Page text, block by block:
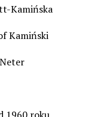
Kamińska
Kamiński